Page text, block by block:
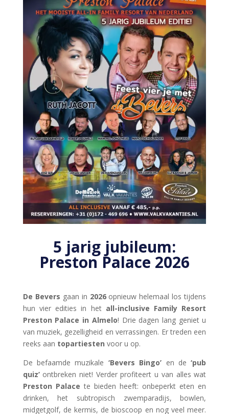
5 jarig jubileum:
Preston Palace 2026
De Bevers gaan in 2026opnieuw helemaal los tijdens
hun vier edities in het all-inclusive Family Resort
Preston Palace in Almelo! Drie dagen lang geniet u
van muziek, gezelligheid en verrassingen. Er treden een
reeks aan topartiesten voor u op.
De befaamde muzikale ‘Bevers Bingo’ en de‘pub
quiz’ontbreken niet! Verder profiteert u van alles wat
Preston Palace te bieden heeft: onbeperkt eten en
drinken, het subtropisch zwemparadijs, bowlen,
midgetgolf, de kermis, de bioscoop en nog veel meer.